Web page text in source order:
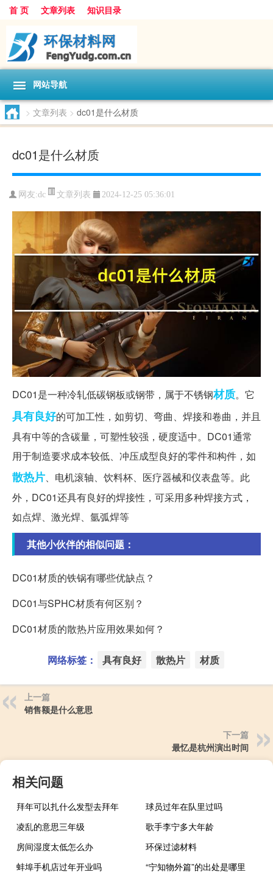
首 页 文章列表 知识目录
网站导航
> 文章列表 > dc01是什么材质
dc01是什么材质
网友:dc 文章列表 2024-12-25 05:36:01
DC01是一种冷轧低碳钢板或钢带，属于不锈钢材质。它
具有良好的可加工性，如剪切、弯曲、焊接和卷曲，并且
具有中等的含碳量，可塑性较强，硬度适中。DC01通常
用于制造要求成本较低、冲压成型良好的零件和构件，如
散热片、电机滚轴、饮料杯、医疗器械和仪表盘等。此
外，DC01还具有良好的焊接性，可采用多种焊接方式，
如点焊、激光焊、氩弧焊等
其他小伙伴的相似问题：
DC01材质的铁锅有哪些优缺点？
DC01与SPHC材质有何区别？
DC01材质的散热片应用效果如何？
网络标签： 具有良好 散热片 材质
上一篇
销售额是什么意思
下一篇
最忆是杭州演出时间
相关问题
拜年可以扎什么发型去拜年
球员过年在队里过吗
凌乱的意思三年级
歌手李宁多大年龄
房间湿度太低怎么办
环保过滤材料
蚌埠手机店过年开业吗
“宁知物外篇”的出处是哪里